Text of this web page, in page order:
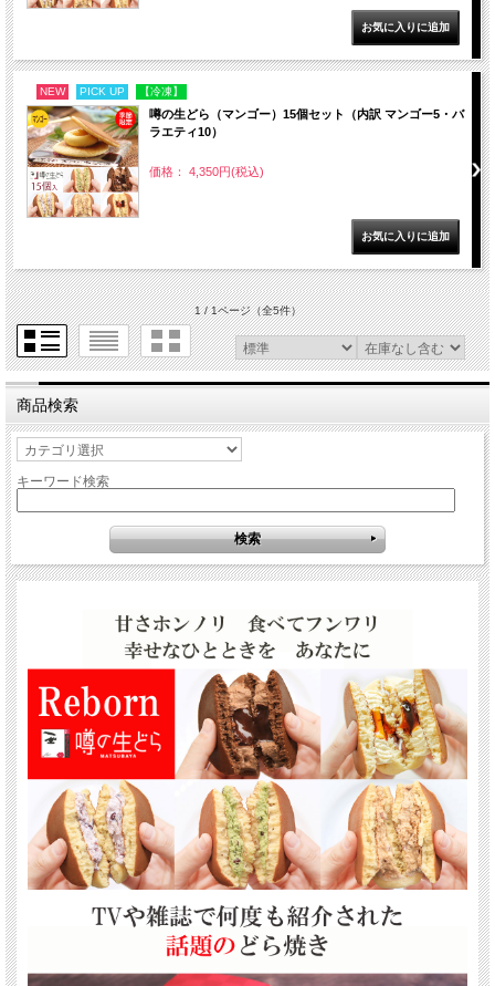
NEW PICK UP 【冷凍】
噂の生どら（マンゴー）15個セット（内訳 マンゴー5・バ
ラエティ10）
価格： 4,350円(税込)
1 / 1ページ（全5件）
商品検索
キーワード検索